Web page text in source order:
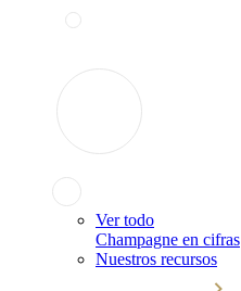
Ver todo
Champagne en cifras
Nuestros recursos